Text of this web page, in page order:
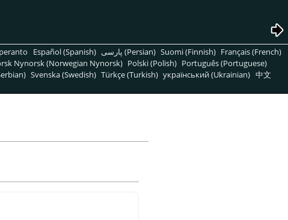
Español (Spanish) پارسی (Persian) Suomi (Finnish) Français (French)
Nynorsk (Norwegian Nynorsk) Polski (Polish) Português (Portuguese)
Svenska (Swedish) Türkçe (Turkish) український (Ukrainian) 中文